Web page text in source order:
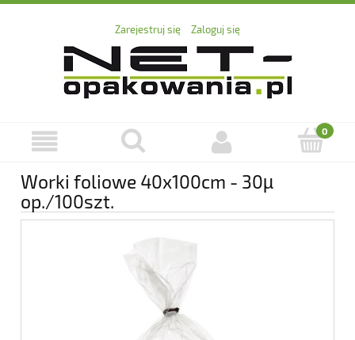
Zarejestruj się Zaloguj się
Worki foliowe 40x100cm - 30µ
op./100szt.